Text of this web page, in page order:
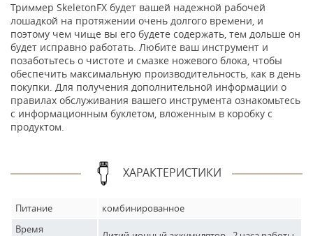
Триммер SkeletonFX будет вашей надежной рабочей
лошадкой на протяжении очень долгого времени, и
поэтому чем чище вы его будете содержать, тем дольше он
будет исправно работать. Любите ваш инструмент и
позаботьтесь о чистоте и смазке ножевого блока, чтобы
обеспечить максимальную производительность, как в день
покупки. Для получения дополнительной информации о
правилах обслуживания вашего инструмента ознакомьтесь
с информационным буклетом, вложенным в коробку с
продуктом.
ХАРАКТЕРИСТИКИ
Питание
комбинированное
Время